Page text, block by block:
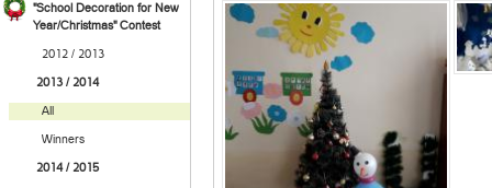
"School Decoration for New
Year/Christmas" Contest
2012 / 2013
2013 / 2014
All
Winners
2014 / 2015